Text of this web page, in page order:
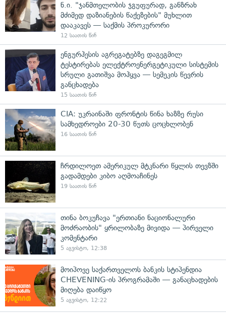
ნ.ი. "ჯანმთელობის ჯგუფურად, განზრახ
მძიმედ დაზიანების წაქეზების" მუხლით
დააკავეს — საქმის პროკურორი
12 საათის წინ
ენგურჰესის აგრეგატებზე დაგეგმილ
ტესტირებას ელექტროენერგეტიკული სისტემის
სრული გათიშვა მოჰყვა — სემეკის წევრის
განცხადება
15 საათის წინ
CIA: უკრაინაში ფრონტის წინა ხაზზე რუსი
სამხედროები 20-30 წუთს ცოცხლობენ
16 საათის წინ
ჩრდილოეთ ამერიკულ მტკნარი წყლის თევზში
გადამდები კიბო აღმოაჩინეს
19 საათის წინ
თინა ბოკუჩავა "ერთიანი ნაციონალური
მოძრაობის" ყრილობაზე მივიდა — პირველი
კომენტარი
5 აგვისტო, 12:38
მოიპოვე საქართველოს ბანკის სტიპენდია
CHEVENING-ის პროგრამაში — განაცხადების
მიღება დაიწყო
5 აგვისტო, 12:22